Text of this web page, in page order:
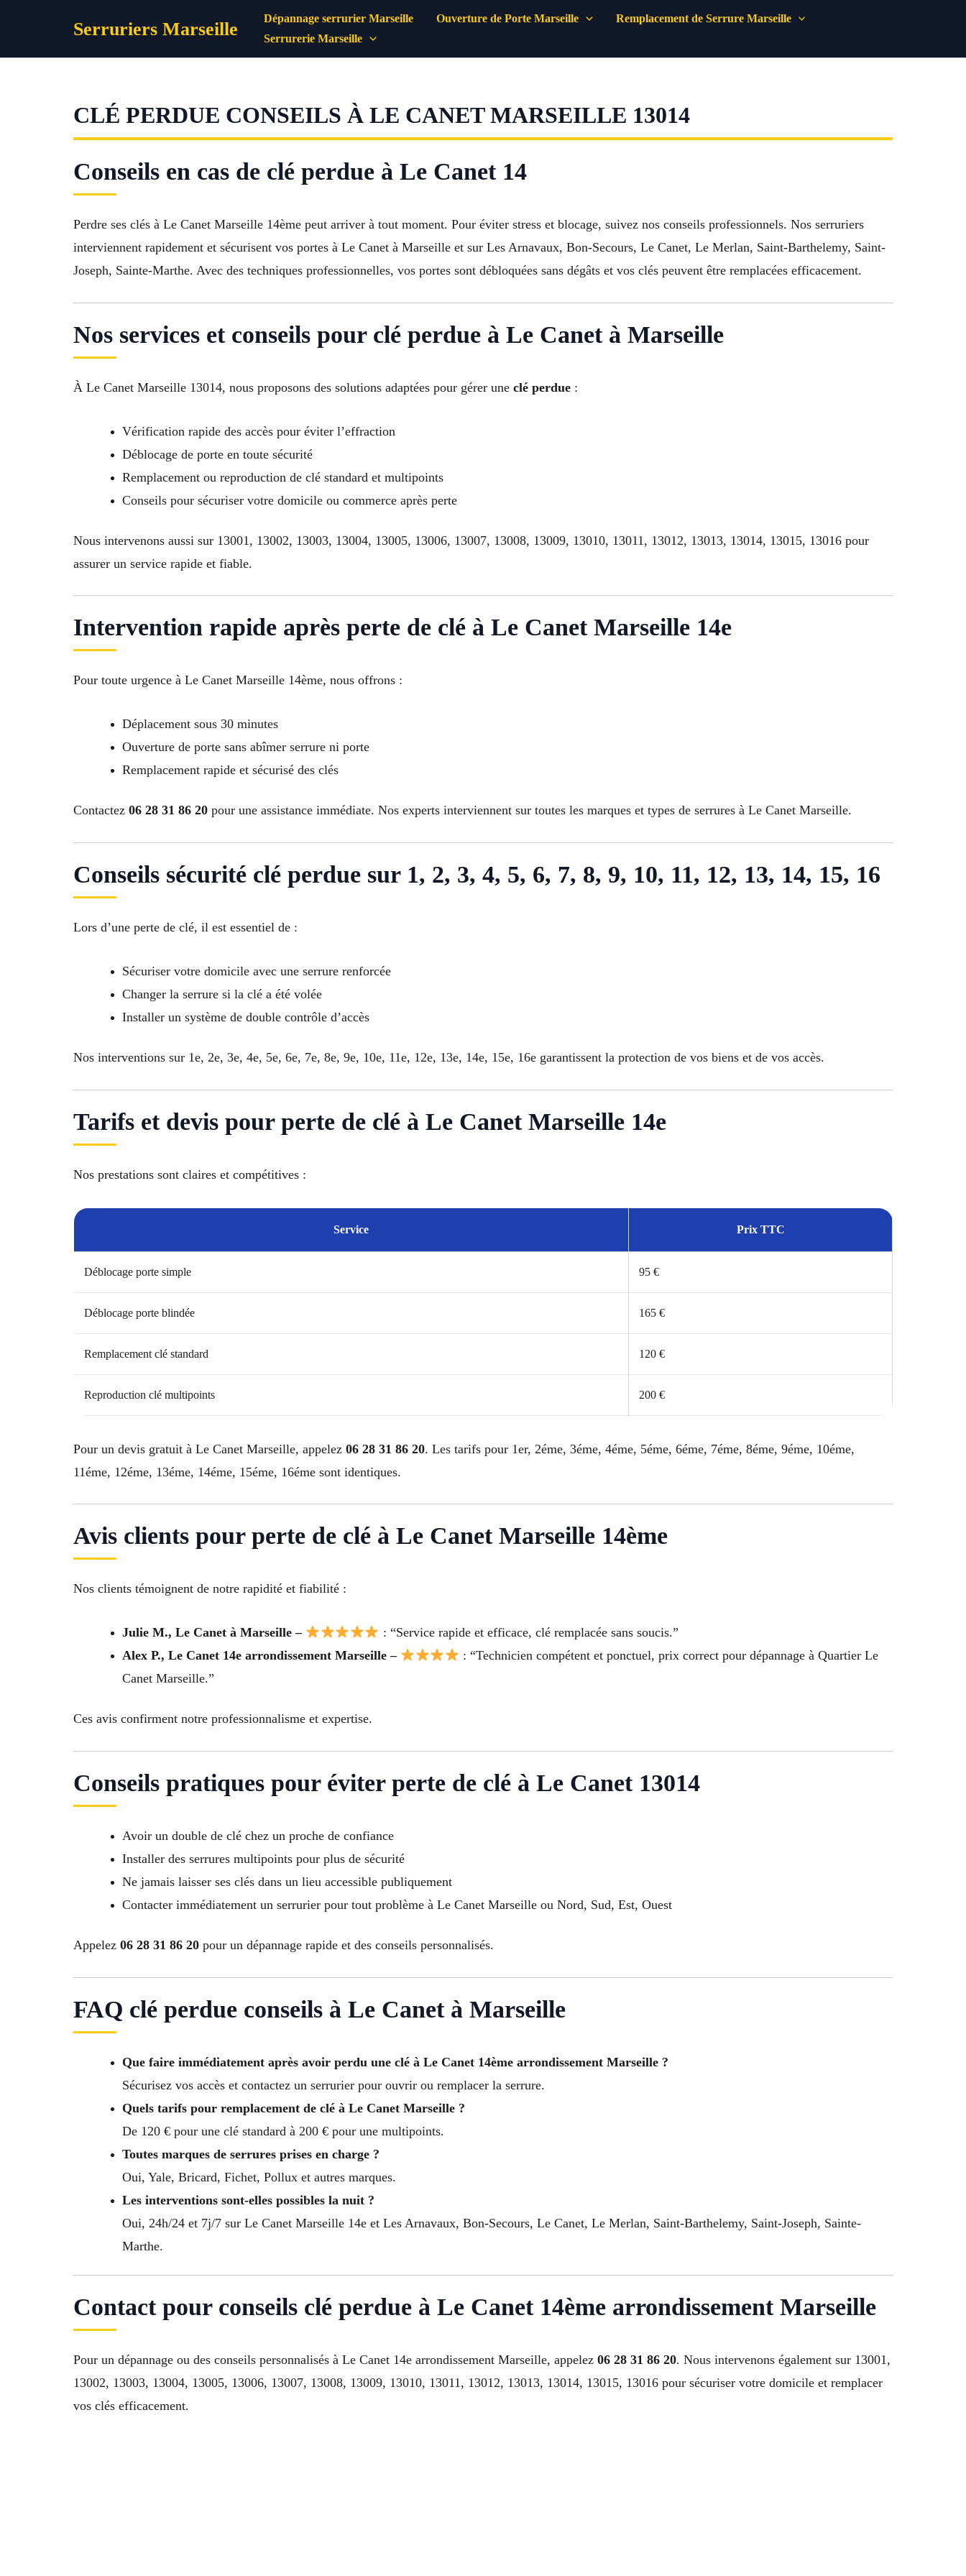
Serruriers Marseille Dépannage serrurier Marseille Ouverture de Porte Marseille
Remplacement de Serrure Marseille
Serrurerie Marseille
CLÉ PERDUE CONSEILS À LE CANET MARSEILLE 13014
Conseils en cas de clé perdue à Le Canet 14
Perdre ses clés à Le Canet Marseille 14ème peut arriver à tout moment. Pour éviter stress et blocage, suivez nos conseils professionnels. Nos serruriers
interviennent rapidement et sécurisent vos portes à Le Canet à Marseille et sur Les Arnavaux, Bon-Secours, Le Canet, Le Merlan, Saint-Barthelemy, Saint-
Joseph, Sainte-Marthe. Avec des techniques professionnelles, vos portes sont débloquées sans dégâts et vos clés peuvent être remplacées efficacement.
Nos services et conseils pour clé perdue à Le Canet à Marseille
À Le Canet Marseille 13014, nous proposons des solutions adaptées pour gérer une clé perdue :
Vérification rapide des accès pour éviter l’effraction
Déblocage de porte en toute sécurité
Remplacement ou reproduction de clé standard et multipoints
Conseils pour sécuriser votre domicile ou commerce après perte
Nous intervenons aussi sur 13001, 13002, 13003, 13004, 13005, 13006, 13007, 13008, 13009, 13010, 13011, 13012, 13013, 13014, 13015, 13016 pour
assurer un service rapide et fiable.
Intervention rapide après perte de clé à Le Canet Marseille 14e
Pour toute urgence à Le Canet Marseille 14ème, nous offrons :
Déplacement sous 30 minutes
Ouverture de porte sans abîmer serrure ni porte
Remplacement rapide et sécurisé des clés
Contactez 06 28 31 86 20 pour une assistance immédiate. Nos experts interviennent sur toutes les marques et types de serrures à Le Canet Marseille.
Conseils sécurité clé perdue sur 1, 2, 3, 4, 5, 6, 7, 8, 9, 10, 11, 12, 13, 14, 15, 16
Lors d’une perte de clé, il est essentiel de :
Sécuriser votre domicile avec une serrure renforcée
Changer la serrure si la clé a été volée
Installer un système de double contrôle d’accès
Nos interventions sur 1e, 2e, 3e, 4e, 5e, 6e, 7e, 8e, 9e, 10e, 11e, 12e, 13e, 14e, 15e, 16e garantissent la protection de vos biens et de vos accès.
Tarifs et devis pour perte de clé à Le Canet Marseille 14e
Nos prestations sont claires et compétitives :
Service Prix TTC
Déblocage porte simple 95 €
Déblocage porte blindée 165 €
Remplacement clé standard 120 €
Reproduction clé multipoints 200 €
Pour un devis gratuit à Le Canet Marseille, appelez 06 28 31 86 20. Les tarifs pour 1er, 2éme, 3éme, 4éme, 5éme, 6éme, 7éme, 8éme, 9éme, 10éme,
11éme, 12éme, 13éme, 14éme, 15éme, 16éme sont identiques.
Avis clients pour perte de clé à Le Canet Marseille 14ème
Nos clients témoignent de notre rapidité et fiabilité :
Julie M., Le Canet à Marseille –
: “Service rapide et efficace, clé remplacée sans soucis.”
Alex P., Le Canet 14e arrondissement Marseille –
: “Technicien compétent et ponctuel, prix correct pour dépannage à Quartier Le
Canet Marseille.”
Ces avis confirment notre professionnalisme et expertise.
Conseils pratiques pour éviter perte de clé à Le Canet 13014
Avoir un double de clé chez un proche de confiance
Installer des serrures multipoints pour plus de sécurité
Ne jamais laisser ses clés dans un lieu accessible publiquement
Contacter immédiatement un serrurier pour tout problème à Le Canet Marseille ou Nord, Sud, Est, Ouest
Appelez 06 28 31 86 20 pour un dépannage rapide et des conseils personnalisés.
FAQ clé perdue conseils à Le Canet à Marseille
Que faire immédiatement après avoir perdu une clé à Le Canet 14ème arrondissement Marseille ?
Sécurisez vos accès et contactez un serrurier pour ouvrir ou remplacer la serrure.
Quels tarifs pour remplacement de clé à Le Canet Marseille ?
De 120 € pour une clé standard à 200 € pour une multipoints.
Toutes marques de serrures prises en charge ?
Oui, Yale, Bricard, Fichet, Pollux et autres marques.
Les interventions sont-elles possibles la nuit ?
Oui, 24h/24 et 7j/7 sur Le Canet Marseille 14e et Les Arnavaux, Bon-Secours, Le Canet, Le Merlan, Saint-Barthelemy, Saint-Joseph, Sainte-
Marthe.
Contact pour conseils clé perdue à Le Canet 14ème arrondissement Marseille
Pour un dépannage ou des conseils personnalisés à Le Canet 14e arrondissement Marseille, appelez 06 28 31 86 20. Nous intervenons également sur 13001,
13002, 13003, 13004, 13005, 13006, 13007, 13008, 13009, 13010, 13011, 13012, 13013, 13014, 13015, 13016 pour sécuriser votre domicile et remplacer
vos clés efficacement.